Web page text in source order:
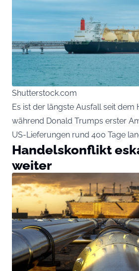
Shutterstock.com
Es ist der längste Ausfall seit dem
während Donald Trumps erster
US-Lieferungen rund 400 Tage
Handelskonflikt
weiter